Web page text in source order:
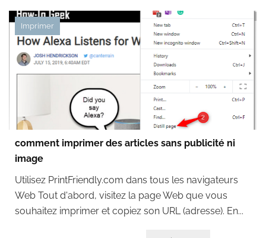
Imprimer
comment imprimer des articles sans publicité ni
image
Utilisez PrintFriendly.com dans tous les navigateurs
Web Tout d'abord, visitez la page Web que vous
souhaitez imprimer et copiez son URL (adresse). En...